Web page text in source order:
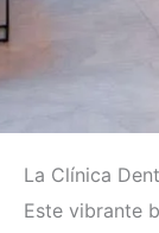
La Clínica
Este vibrante